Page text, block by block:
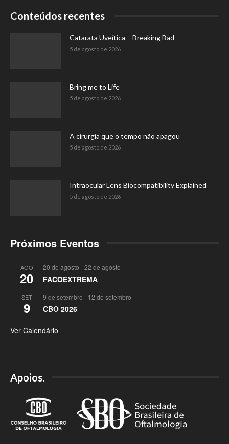
Conteúdos recentes
Catarata Uveítica – Breaking Bad
5 de agosto de 2026
Bring me to Life
5 de agosto de 2026
A cirurgia que o tempo não apagou
5 de agosto de 2026
Intraocular Lens Biocompatibility Explained
5 de agosto de 2026
Próximos Eventos
AGO
20
20 de agosto -22 de agosto
FACOEXTREMA
SET
9
9 de setembro - 12 de setembro
CBO 2026
Ver Calendário
Apoios.